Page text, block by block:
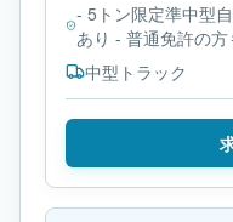
- 5トン限定準中型
あり - 普通免許の
中型トラック